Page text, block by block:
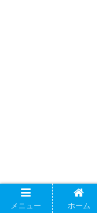
メニュー ホーム